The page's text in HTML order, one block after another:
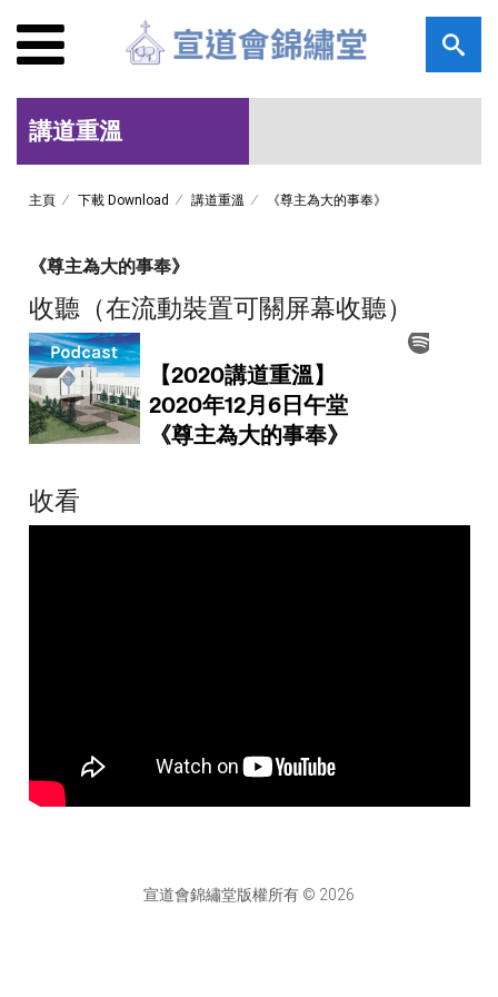
講道重溫
主頁 下載 Download 講道重溫 《尊主為大的事奉》
《尊主為大的事奉》
收聽（在流動裝置可關屏幕收聽）
收看
宣道會錦繡堂版權所有 © 2026